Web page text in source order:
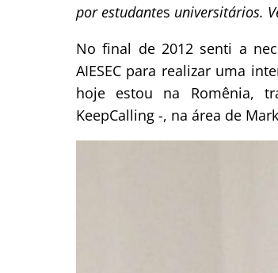
por estudantes universitários.
No final de 2012 senti a
AIESEC para realizar uma
hoje estou na Romênia,
KeepCalling -, na área de